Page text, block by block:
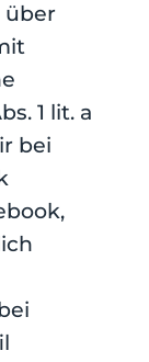
über
1 lit. a
bei